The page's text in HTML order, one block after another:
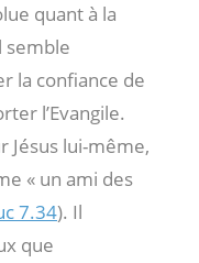
quant à la
semble
la confiance de
l’Evangile.
Jésus lui-même,
« un ami des
7.34). Il
que